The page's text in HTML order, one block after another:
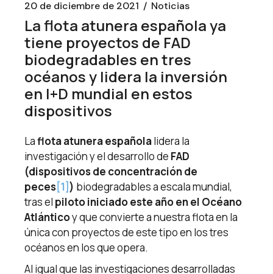
20 de diciembre de 2021 Noticias
La flota atunera española ya
tiene proyectos de FAD
biodegradables en tres
océanos y lidera la inversión
en I+D mundial en estos
dispositivos
Laflota atunera españolalidera la
investigación y el desarrollo de FAD
(dispositivos de concentración de
peces[1]) biodegradables a escala mundial,
tras el piloto iniciado este año en el Océano
Atlánticoy que convierte a nuestra flota en la
única con proyectos de este tipo en los tres
océanos en los que opera.
Al igual que las investigaciones desarrolladas